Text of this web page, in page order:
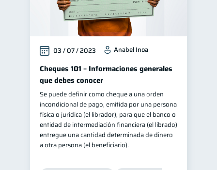
03 / 07 / 2023 Anabel Inoa
Cheques 101 – Informaciones generales
que debes conocer
Se puede definir como cheque a una orden
incondicional de pago, emitida por una persona
física o jurídica (el librador), para que el banco o
entidad de intermediación financiera (el librado)
entregue una cantidad determinada de dinero
a otra persona (el beneficiario).